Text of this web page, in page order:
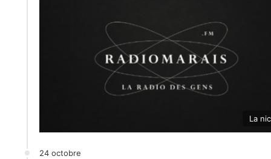
La
24 octobre